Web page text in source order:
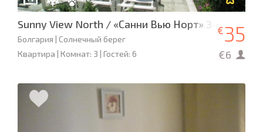
Sunny View North / «Санни Вью Норт» 3-
Болгария | Солнечный берег
Квартира | Комнат: 3 | Гостей: 6
€35
€6